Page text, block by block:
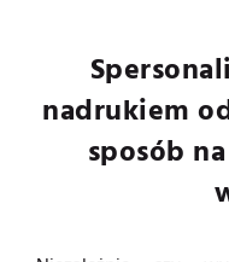
nadrukiem
sposób